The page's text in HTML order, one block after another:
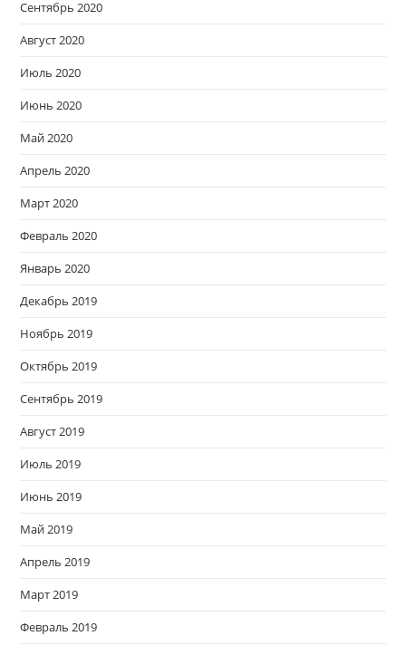
Сентябрь 2020
Август 2020
Июль 2020
Июнь 2020
Май 2020
Апрель 2020
Март 2020
Февраль 2020
Январь 2020
Декабрь 2019
Ноябрь 2019
Октябрь 2019
Сентябрь 2019
Август 2019
Июль 2019
Июнь 2019
Май 2019
Апрель 2019
Март 2019
Февраль 2019